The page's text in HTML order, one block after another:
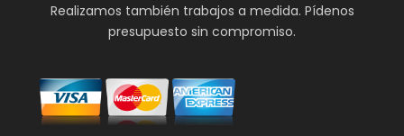
Realizamos también trabajos a medida. Pídenos
presupuesto sin compromiso.